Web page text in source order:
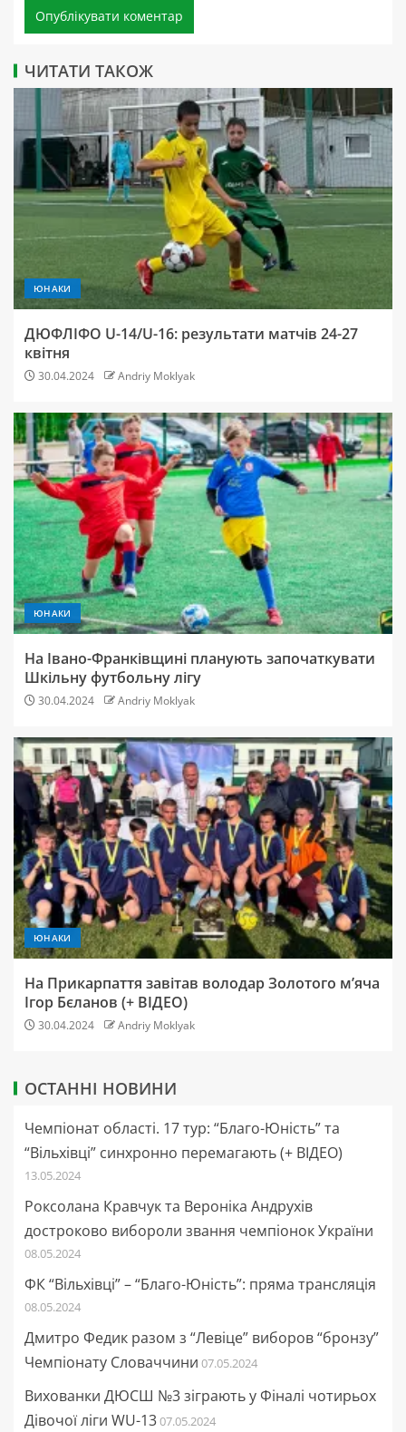
ЧИТАТИ ТАКОЖ
ЮНАКИ
ДЮФЛІФО U-14/U-16: результати матчів 24-27
квітня
30.04.2024 Andriy Moklyak
ЮНАКИ
На Івано-Франківщині планують започаткувати
Шкільну футбольну лігу
30.04.2024 Andriy Moklyak
ЮНАКИ
На Прикарпаття завітав володар Золотого м’яча
Ігор Бєланов (+ ВІДЕО)
30.04.2024 Andriy Moklyak
ОСТАННІ НОВИНИ
Чемпіонат області. 17 тур: “Благо-Юність” та
“Вільхівці” синхронно перемагають (+ ВІДЕО)
13.05.2024
Роксолана Кравчук та Вероніка Андрухів
достроково вибороли звання чемпіонок України
08.05.2024
ФК “Вільхівці” – “Благо-Юність”: пряма трансляція
08.05.2024
Дмитро Федик разом з “Левіце” виборов “бронзу”
Чемпіонату Словаччини 07.05.2024
Вихованки ДЮСШ №3 зіграють у Фіналі чотирьох
Дівочої ліги WU-1307.05.2024